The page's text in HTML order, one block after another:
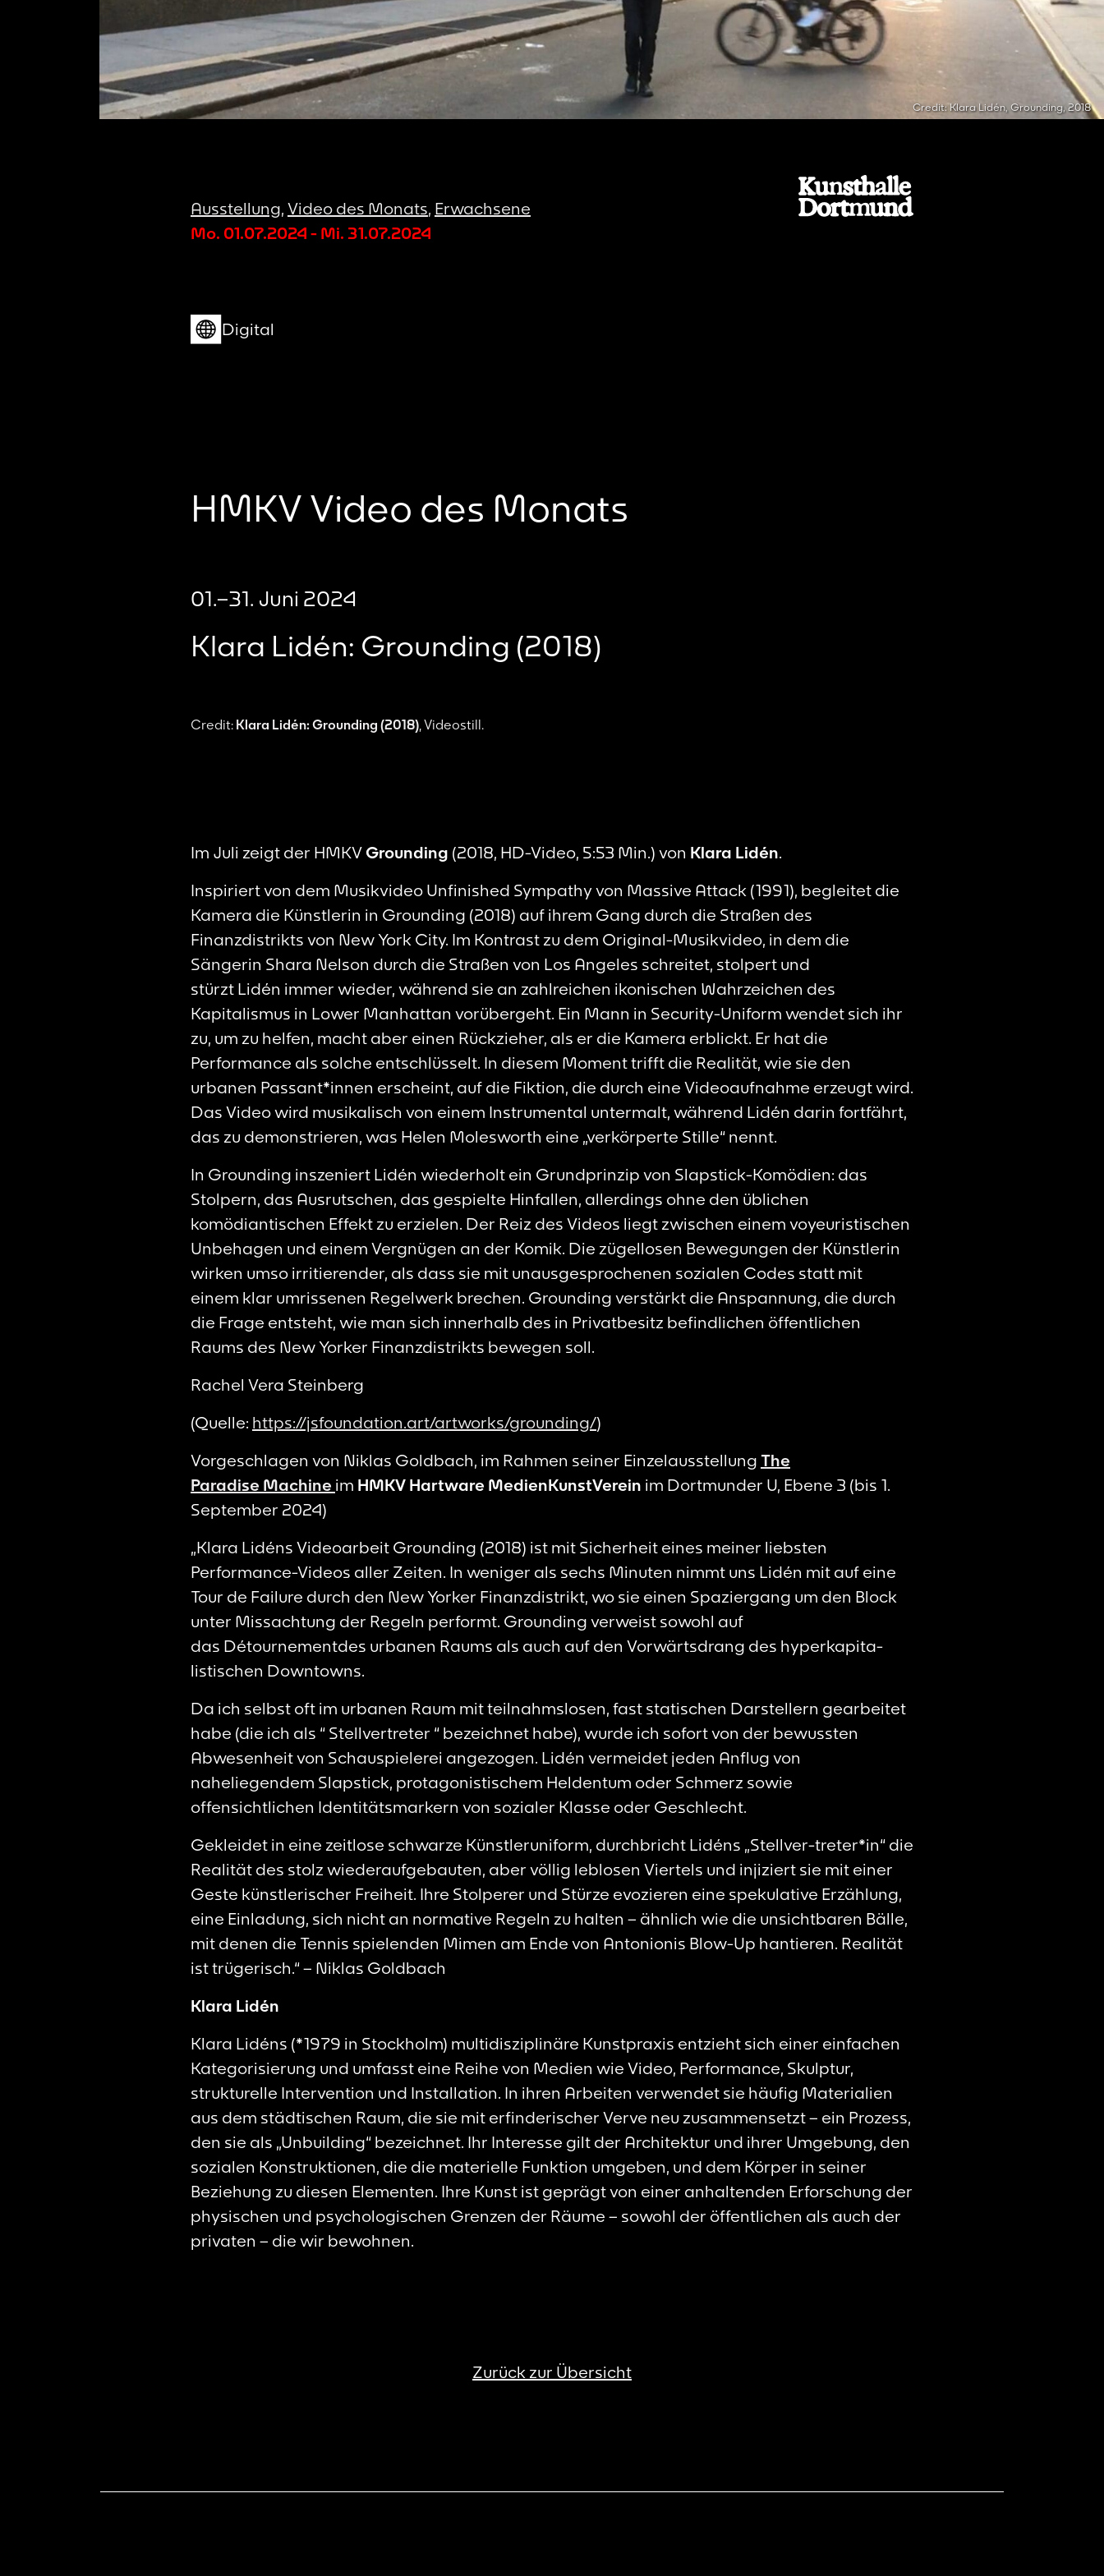
Credit: Klara Lidén, Grounding, 2018
Ausstellung, Video des Monats, Erwachsene
Mo. 01.07.2024 - Mi. 31.07.2024
Digital
HMKV Video des Monats
01.–31. Juni 2024
Klara Lidén: Grounding (2018)
Credit: Klara Lidén:Grounding (2018), Videostill.
Im Juli zeigt der HMKV Grounding (2018, HD-Video, 5:53 Min.) von Klara Lidén.
Inspiriert von dem Musikvideo Unfinished Sympathyvon Massive Attack (1991), begleitet die
Kamera die Künstlerin in Grounding (2018) auf ihrem Gang durch die Straßen des
Finanzdistrikts von New York City. Im Kontrast zu dem Original-Musikvideo, in dem die
Sängerin Shara Nelson durch die Straßen von Los Angeles schreitet, stolpert und
stürzt Lidén immer wieder, während sie an zahlreichen ikonischen Wahrzeichen des
Kapitalismus in Lower Manhattan vorübergeht. Ein Mann in Security-Uniform wendet sich ihr
zu, um zu helfen, macht aber einen Rückzieher, als er die Kamera erblickt. Er hat die
Performance als solche entschlüsselt. In diesem Moment trifft die Realität, wie sie den
urbanen Passant*innen erscheint, auf die Fiktion, die durch eine Videoaufnahme erzeugt wird.
Das Video wird musikalisch von einem Instrumental untermalt, während Lidén darin fortfährt,
das zu demonstrieren, was Helen Molesworth eine „verkörperte Stille“ nennt.
In Grounding inszeniert Lidén wiederholt ein Grundprinzip von Slapstick-Komödien: das
Stolpern, das Ausrutschen, das gespielte Hinfallen, allerdings ohne den üblichen
komödiantischen Effekt zu erzielen. Der Reiz des Videos liegt zwischen einem voyeuristischen
Unbehagen und einem Vergnügen an der Komik. Die zügellosen Bewegungen der Künstlerin
wirken umso irritierender, als dass sie mit unausgesprochenen sozialen Codes statt mit
einem klar umrissenen Regelwerk brechen. Grounding verstärkt die Anspannung, die durch
die Frage entsteht, wie man sich innerhalb des in Privatbesitz befindlichen öffentlichen
Raums des New Yorker Finanzdistrikts bewegen soll.
Rachel Vera Steinberg
(Quelle: https://jsfoundation.art/artworks/grounding/)
Vorgeschlagen von Niklas Goldbach, im Rahmen seiner Einzelausstellung The
Paradise Machine im HMKV Hartware MedienKunstVerein im Dortmunder U, Ebene 3 (bis 1.
September 2024)
„Klara Lidéns Videoarbeit Grounding (2018) ist mit Sicherheit eines meiner liebsten
Performance-Videos aller Zeiten. In weniger als sechs Minuten nimmt uns Lidén mit auf eine
Tour de Failure durch den New Yorker Finanzdistrikt, wo sie einen Spaziergang um den Block
unter Missachtung der Regeln performt. Grounding verweist sowohl auf
das Détournementdes urbanen Raums als auch auf den Vorwärtsdrang des hyperkapita-
listischen Downtowns.
Da ich selbst oft im urbanen Raum mit teilnahmslosen, fast statischen Darstellern gearbeitet
habe (die ich als “ Stellvertreter “ bezeichnet habe), wurde ich sofort von der bewussten
Abwesenheit von Schauspielerei angezogen. Lidén vermeidet jeden Anflug von
naheliegendem Slapstick, protagonistischem Heldentum oder Schmerz sowie
offensichtlichen Identitätsmarkern von sozialer Klasse oder Geschlecht.
Gekleidet in eine zeitlose schwarze Künstleruniform, durchbricht Lidéns „Stellver-treter*in“ die
Realität des stolz wiederaufgebauten, aber völlig leblosen Viertels und injiziert sie mit einer
Geste künstlerischer Freiheit. Ihre Stolperer und Stürze evozieren eine spekulative Erzählung,
eine Einladung, sich nicht an normative Regeln zu halten – ähnlich wie die unsichtbaren Bälle,
mit denen die Tennis spielenden Mimen am Ende von Antonionis Blow-Up hantieren. Realität
ist trügerisch.“ – Niklas Goldbach
Klara Lidén
Klara Lidéns (*1979 in Stockholm) multidisziplinäre Kunstpraxis entzieht sich einer einfachen
Kategorisierung und umfasst eine Reihe von Medien wie Video, Performance, Skulptur,
strukturelle Intervention und Installation. In ihren Arbeiten verwendet sie häufig Materialien
aus dem städtischen Raum, die sie mit erfinderischer Verve neu zusammensetzt – ein Prozess,
den sie als „Unbuilding“ bezeichnet. Ihr Interesse gilt der Architektur und ihrer Umgebung, den
sozialen Konstruktionen, die die materielle Funktion umgeben, und dem Körper in seiner
Beziehung zu diesen Elementen. Ihre Kunst ist geprägt von einer anhaltenden Erforschung der
physischen und psychologischen Grenzen der Räume – sowohl der öffentlichen als auch der
privaten – die wir bewohnen.
Zurück zur Übersicht